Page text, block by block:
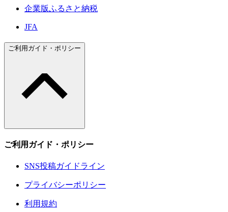
企業版ふるさと納税
JFA
ご利用ガイド・ポリシー
ご利用ガイド・ポリシー
SNS投稿ガイドライン
プライバシーポリシー
利用規約